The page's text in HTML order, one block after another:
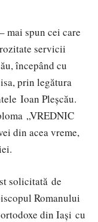
mai spun cei care
servicii
începând cu
prin legătura
Ioan Pleșcău.
„VREDNIC
din acea vreme,
solicitată de
Romanului
din Iași cu